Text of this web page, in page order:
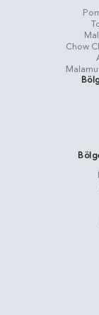
Chow